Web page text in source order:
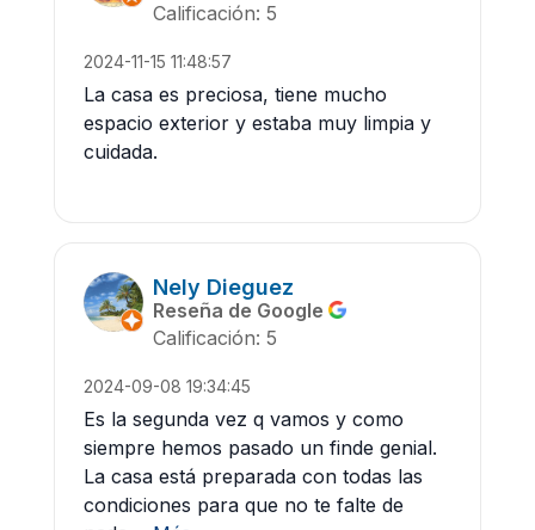
Calificación: 5
2024-11-15 11:48:57
La casa es preciosa, tiene mucho
espacio exterior y estaba muy limpia y
cuidada.
Nely Dieguez
Reseña de Google
Calificación: 5
2024-09-08 19:34:45
Es la segunda vez q vamos y como
siempre hemos pasado un finde genial.
La casa está preparada con todas las
condiciones para que no te falte de